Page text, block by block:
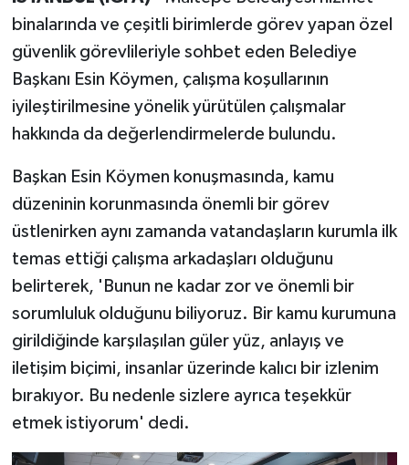
binalarında ve çeşitli birimlerde görev yapan özel
güvenlik görevlileriyle sohbet eden Belediye
Başkanı Esin Köymen, çalışma koşullarının
iyileştirilmesine yönelik yürütülen çalışmalar
hakkında da değerlendirmelerde bulundu.
Başkan Esin Köymen konuşmasında, kamu
düzeninin korunmasında önemli bir görev
üstlenirken aynı zamanda vatandaşların kurumla ilk
temas ettiği çalışma arkadaşları olduğunu
belirterek, 'Bunun ne kadar zor ve önemli bir
sorumluluk olduğunu biliyoruz. Bir kamu kurumuna
girildiğinde karşılaşılan güler yüz, anlayış ve
iletişim biçimi, insanlar üzerinde kalıcı bir izlenim
bırakıyor. Bu nedenle sizlere ayrıca teşekkür
etmek istiyorum' dedi.